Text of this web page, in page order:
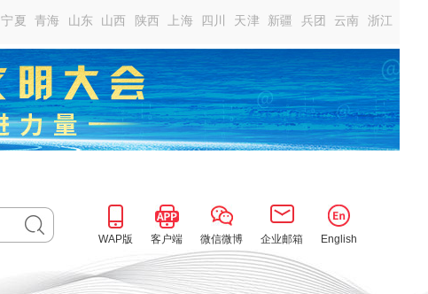
宁夏 青海 山东 山西 陕西 上海 四川 天津 新疆 兵团 云南 浙江
WAP版 客户端 微信微博 企业邮箱 English